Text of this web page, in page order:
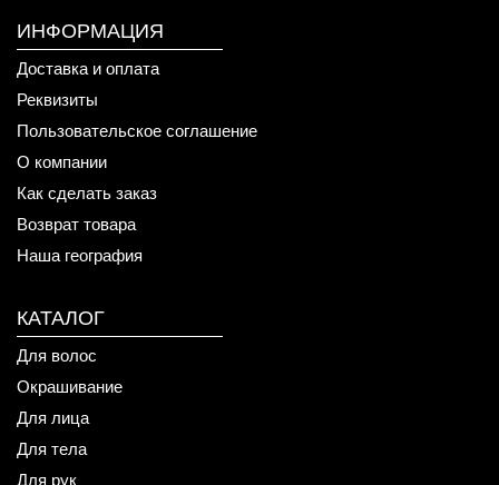
ИНФОРМАЦИЯ
Доставка и оплата
Реквизиты
Пользовательское соглашение
О компании
Как сделать заказ
Возврат товара
Наша география
КАТАЛОГ
Для волос
Окрашивание
Для лица
Для тела
Для рук